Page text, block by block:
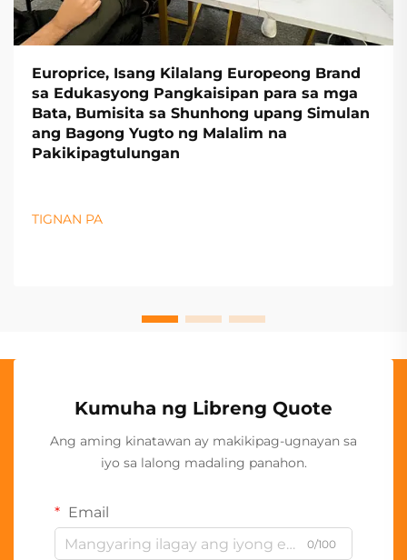
Europrice, Isang Kilalang Europeong Brand
sa Edukasyong Pangkaisipan para sa mga
Bata, Bumisita sa Shunhong upang Simulan
ang Bagong Yugto ng Malalim na
Pakikipagtulungan
TIGNAN PA
Kumuha ng Libreng Quote
Ang aming kinatawan ay makikipag-ugnayan sa
iyo sa lalong madaling panahon.
Email
0/100